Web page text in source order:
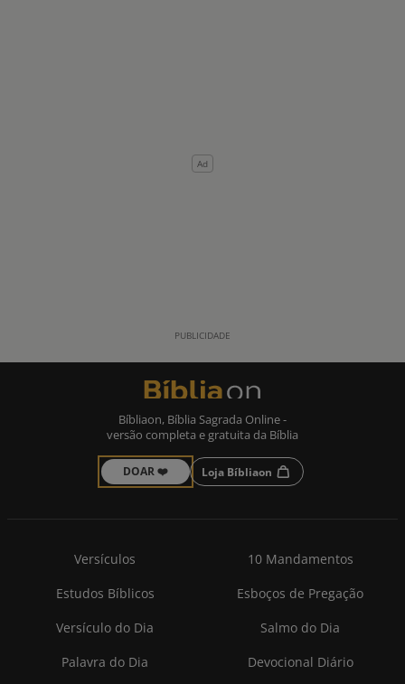
Bíbliaon, Bíblia Sagrada Online -
versão completa e gratuita da Bíblia
DOAR ❤️ Loja Bíbliaon
Versículos
10 Mandamentos
Estudos Bíblicos
Esboços de Pregação
Versículo do Dia
Salmo do Dia
Palavra do Dia
Devocional Diário